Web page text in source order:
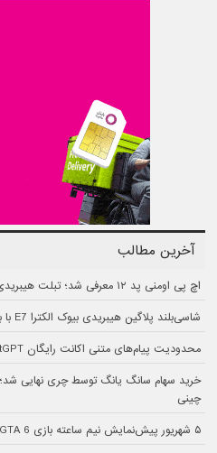
آخرین مطالب
اچ پی اومنی پد ۱۲ معرفی شد؛ تبلت هیبریدی با قابلیت تبدیل به لپ‌تاپ
شاسی‌بلند پلاگین هیبریدی بیوک الکترا E7 با برد بیش از 1600 کیلومتر معرفی شد
محدودیت پیام‌های متنی اکانت رایگان ChatGPT برداشته شد!
خرید سهام سانگ‌ یانگ توسط چری نهایی شد؛
چینی
۵ شهریور پیش‌نمایش نیم ساعته بازی GTA 6 در نتفلیکس منتشر می‌شود!